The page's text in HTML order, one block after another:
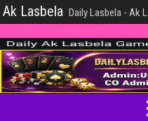
Ak Lasbela Daily Lasbela - Ak